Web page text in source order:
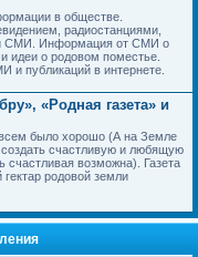
в обществе.
радиостанциями,
СМИ. Информация от СМИ о
идеи о родовом поместье.
публикаций в интернете.
«Родная газета» и
всем было хорошо (А на Земле
создать счастливую и любящую
возможна). Газета
родовой земли